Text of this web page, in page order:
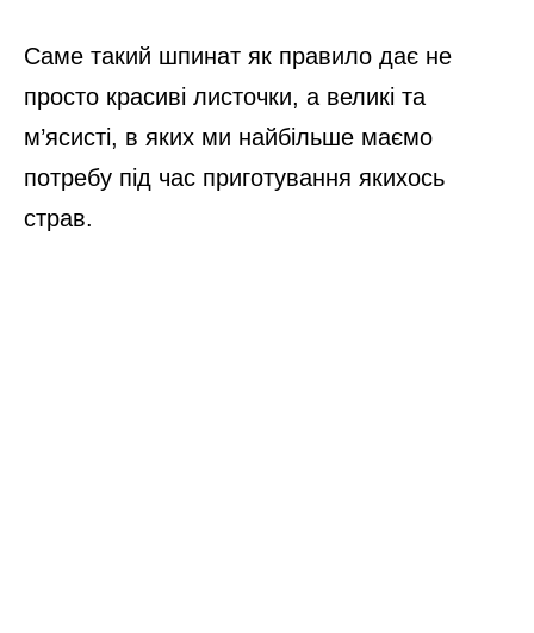
Саме такий шпинат як правило дає не
просто красиві листочки, а великі та
м’ясисті, в яких ми найбільше маємо
потребу під час приготування якихось
страв.